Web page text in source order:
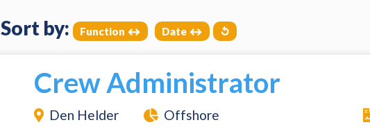
Sort by: Function Date ↺
Crew Administrator
Den Helder
Offshore